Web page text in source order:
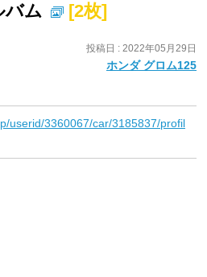
バム [2枚]
投稿日 : 2022年05月29日
ホンダ グロム125
userid/3360067/car/3185837/profil